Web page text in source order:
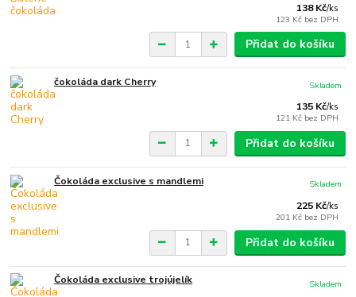
138 Kč/ks
123 Kč bez DPH
Přidat do košíku
čokoláda dark Cherry
135 Kč/ks
121 Kč bez DPH
Skladem
Přidat do košíku
Čokoláda exclusive s mandlemi
225 Kč/ks
201 Kč bez DPH
Skladem
Přidat do košíku
Čokoláda exclusive trojújelík
Skladem